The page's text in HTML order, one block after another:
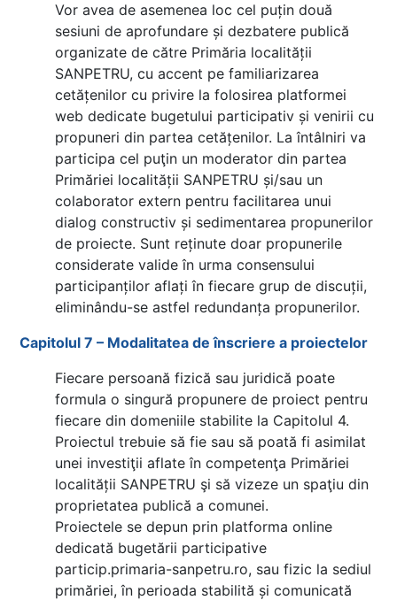
Vor avea de asemenea loc cel puțin două
sesiuni de aprofundare și dezbatere publică
organizate de către Primăria localității
SANPETRU, cu accent pe familiarizarea
cetățenilor cu privire la folosirea platformei
web dedicate bugetului participativ și venirii cu
propuneri din partea cetățenilor. La întâlniri va
participa cel puţin un moderator din partea
Primăriei localității SANPETRU și/sau un
colaborator extern pentru facilitarea unui
dialog constructiv și sedimentarea propunerilor
de proiecte. Sunt reținute doar propunerile
considerate valide în urma consensului
participanților aflați în fiecare grup de discuții,
eliminându-se astfel redundanța propunerilor.
Capitolul 7 – Modalitatea de înscriere a proiectelor
Fiecare persoană fizică sau juridică poate
formula o singură propunere de proiect pentru
fiecare din domeniile stabilite la Capitolul 4.
Proiectul trebuie să fie sau să poată fi asimilat
unei investiţii aflate în competenţa Primăriei
localității SANPETRU şi să vizeze un spaţiu din
proprietatea publică a comunei.
Proiectele se depun prin platforma online
dedicată bugetării participative
particip.primaria-sanpetru.ro, sau fizic la sediul
primăriei, în perioada stabilită și comunicată